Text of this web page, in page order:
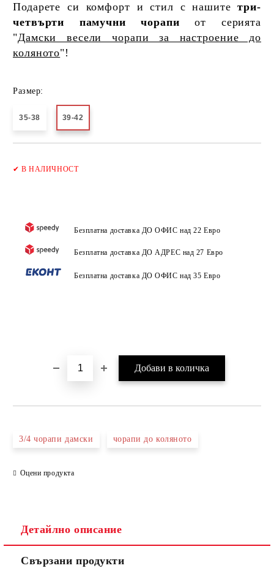
Подарете си комфорт и стил с нашитетри-
четвърти памучни чорапи от серията
"Дамски весели чорапи за настроение до
коляното"!
Размер:
35-38 39-42
✔В НАЛИЧНОСТ
Безплатна доставка ДО ОФИС над 22 Евро
Безплатна доставка ДО АДРЕС над 27 Евро
Безплатна доставка ДО ОФИС над 35 Евро
3/4 чорапи дамски чорапи до коляното
Оцени продукта
Детайлно описание
Свързани продукти